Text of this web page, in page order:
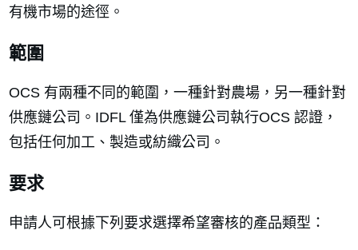
有機市場的途徑。
範圍
OCS 有兩種不同的範圍，一種針對農場，另一種針對
供應鏈公司。IDFL 僅為供應鏈公司執行OCS 認證，
包括任何加工、製造或紡織公司。
要求
申請人可根據下列要求選擇希望審核的產品類型：